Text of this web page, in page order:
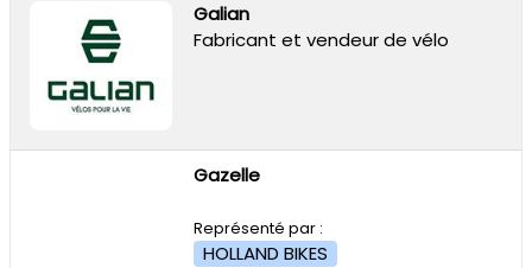
Galian
Fabricant et vendeur de vélo
Gazelle
Représenté par :
HOLLAND BIKES